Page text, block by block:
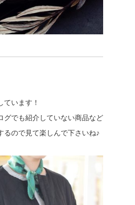
ています！
グでも紹介していない商品など
るので見て楽しんで下さいね♪